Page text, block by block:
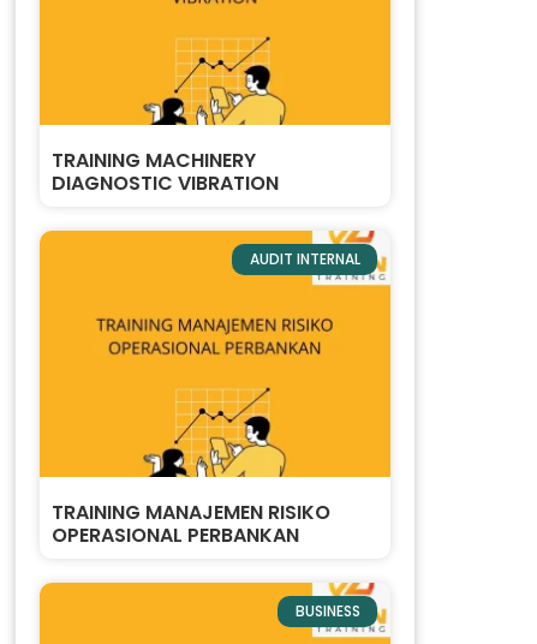
TRAINING MACHINERY
DIAGNOSTIC VIBRATION
AUDIT INTERNAL
TRAINING MANAJEMEN RISIKO
OPERASIONAL PERBANKAN
BUSINESS